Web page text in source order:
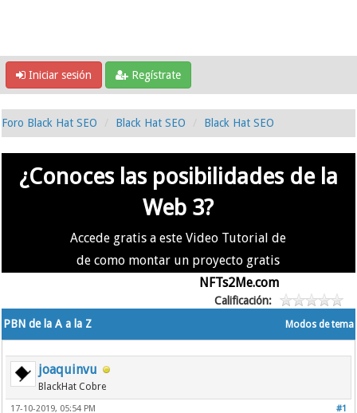
Iniciar sesión Regístrate
Foro Black Hat SEO Black Hat SEO Black Hat SEO
¿Conoces las posibilidades de la
Web 3?
Accede gratis a este Video Tutorial de
de como montar un proyecto gratis
NFTs2Me.com
Calificación:
Modos de tema
PBN de la A a la Z
joaquinvu
BlackHat Cobre
#1
17-10-2019, 05:54 PM